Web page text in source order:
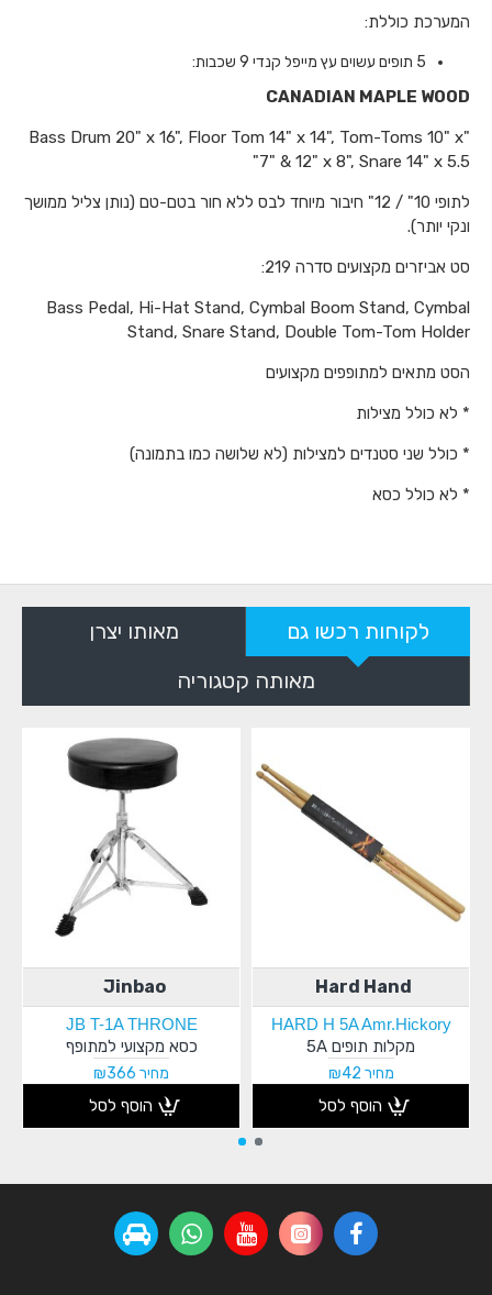
המערכת כוללת:
5 תופים עשוים עץ מייפל קנדי 9 שכבות:
CANADIAN MAPLE WOOD
"Bass Drum 20" x 16", Floor Tom 14" x 14", Tom-Toms 10" x
7" & 12" x 8", Snare 14" x 5.5"
לתופי 10" / 12" חיבור מיוחד לבס ללא חור בטם-טם (נותן צליל ממושך
ונקי יותר).
סט אביזרים מקצועים סדרה 219:
Bass Pedal, Hi-Hat Stand, Cymbal Boom Stand, Cymbal
Stand, Snare Stand, Double Tom-Tom Holder
הסט מתאים למתופפים מקצועים
* לא כולל מצילות
* כולל שני סטנדים למצילות (לא שלושה כמו בתמונה)
* לא כולל כסא
לקוחות רכשו גם
מאותו יצרן
מאותה קטגוריה
Hard Hand
HARD H 5A Amr.Hickory
מקלות תופים 5A
מחיר ₪42
הוסף לסל
Jinbao
JB T-1A THRONE
כסא מקצועי למתופף
מחיר ₪366
הוסף לסל